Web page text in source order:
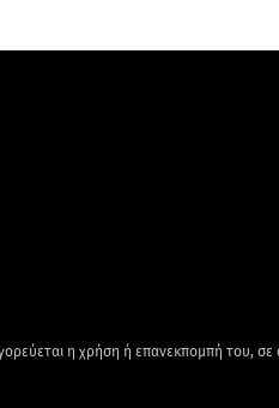
η χρήση ή επανεκπομπή του,